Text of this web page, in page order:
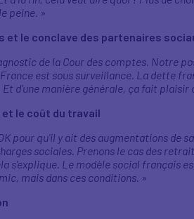
peine. »
et le conclave des partenaires
de la Cour des comptes. Notre
est sous surveillance. La dette
d'une manière générale, ça fait
le coût du travail
pour qu'il y ait des augmentations de
sociales. Prenons le cas des
s'explique. Le modèle social français
mais dans ces conditions. »